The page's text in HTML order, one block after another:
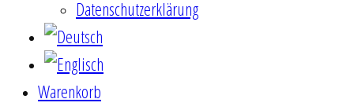
Datenschutzerklärung
Warenkorb